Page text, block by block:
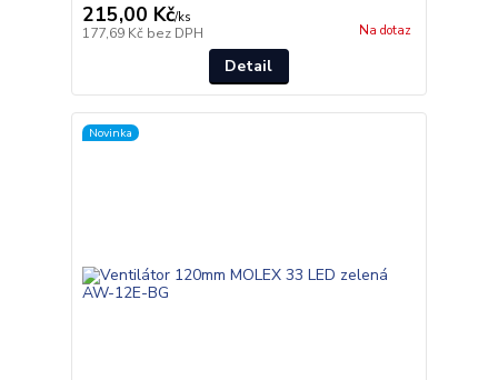
215,00 Kč/ks
177,69 Kč bez DPH Na dotaz
Detail
Novinka